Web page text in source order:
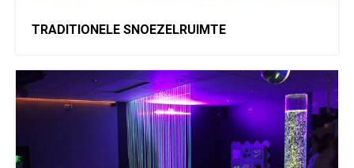
TRADITIONELE SNOEZELRUIMTE